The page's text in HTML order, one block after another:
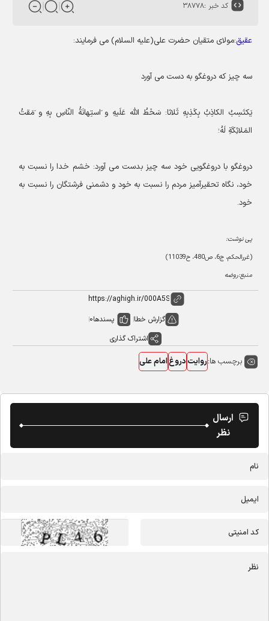
کد خبر :۳۸۷۷۸
عقیق:مولای متقیان حضرت علی(علیه السلام) می فرمایند:
سه چیز که دروغگو به دست می آورد
یَکتَسِبُ الکاذِبُ بِکَذِبِهِ ثَلاثا: سَخَطُ اللّه عَلَیهِ و َاستِهانَةُ النّاسِ بِهِ و َمَقتُ
المَلائِکَةِ لَهُ؛
دروغگو با دروغگویى خود سه چیز بدست مى آورد: خشم خدا را نسبت به
خود، نگاه تحقیرآمیز مردم را نسبت به خود و دشمنى فرشتگان را نسبت به
خود.
پی نوشت:
(غررالحکم، ج6، ص480، ح11039)
منبع:روضه
گزارش خطا پسندها0
اشتراک گذاری
برچسب ها:روایتدروغامام علی
ارسال
نظر